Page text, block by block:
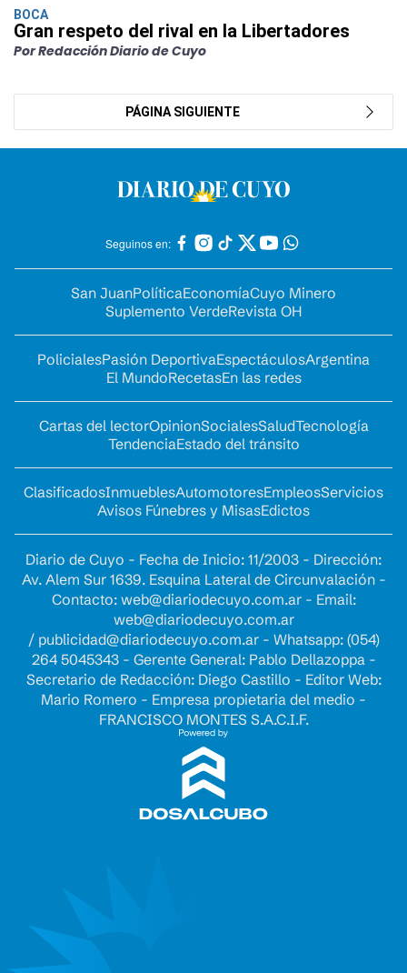
BOCA
Gran respeto del rival en la Libertadores
Por Redacción Diario de Cuyo
PÁGINA SIGUIENTE
Seguinos en:
San JuanPolíticaEconomíaCuyo Minero
Suplemento VerdeRevista OH
PolicialesPasión DeportivaEspectáculosArgentina
El MundoRecetasEn las redes
Cartas del lectorOpinionSocialesSaludTecnología
TendenciaEstado del tránsito
ClasificadosInmueblesAutomotoresEmpleosServicios
Avisos Fúnebres y MisasEdictos
Diario de Cuyo - Fecha de Inicio: 11/2003 - Dirección:
Av. Alem Sur 1639. Esquina Lateral de Circunvalación -
Contacto: web@diariodecuyo.com.ar- Email:
web@diariodecuyo.com.ar
/ publicidad@diariodecuyo.com.ar- Whatsapp: (054)
264 5045343 - Gerente General: Pablo Dellazoppa -
Secretario de Redacción: Diego Castillo - Editor Web:
Mario Romero - Empresa propietaria del medio -
FRANCISCO MONTES S.A.C.I.F.